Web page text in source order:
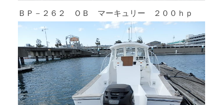
ＢＰ－２６２ ＯＢ マーキュリー ２００ｈｐ